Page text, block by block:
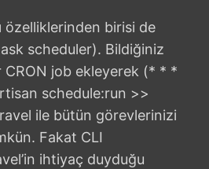
özelliklerinden birisi de
scheduler). Bildiğiniz
CRON job ekleyerek (* * *
schedule:run >>
ile bütün görevlerinizi
Fakat CLI
ihtiyaç duyduğu